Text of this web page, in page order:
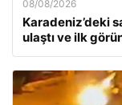
08/08/2026
Karadeniz’deki
ulaştı ve ilk